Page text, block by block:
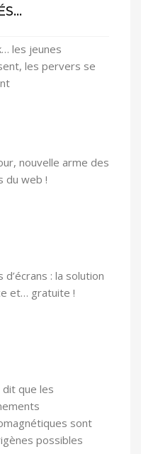
les jeunes
les pervers se
nouvelle arme des
du web !
d’écrans : la solution
et… gratuite !
dit que les
sont
possibles